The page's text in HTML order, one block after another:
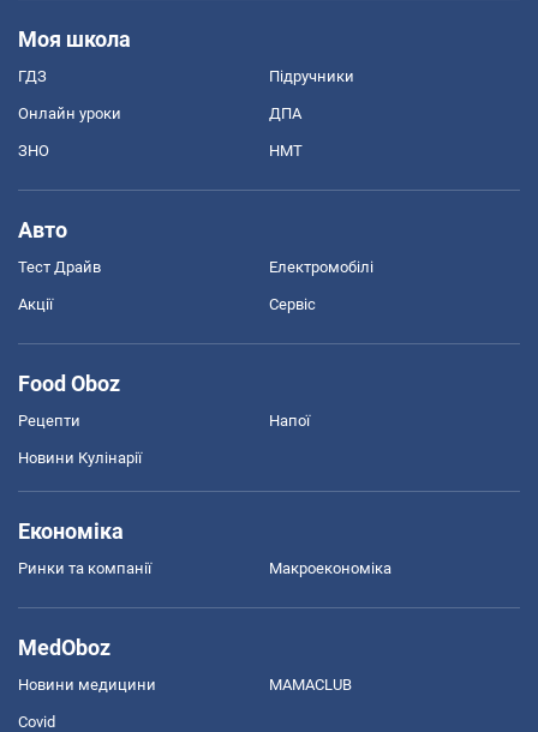
Моя школа
ГДЗ Підручники
Онлайн уроки ДПА
ЗНО НМТ
Авто
Тест Драйв Електромобілі
Акції Сервіс
Food Oboz
Рецепти Напої
Новини Кулінарії
Економіка
Ринки та компанії Макроекономіка
MedOboz
Новини медицини MAMACLUB
Covid